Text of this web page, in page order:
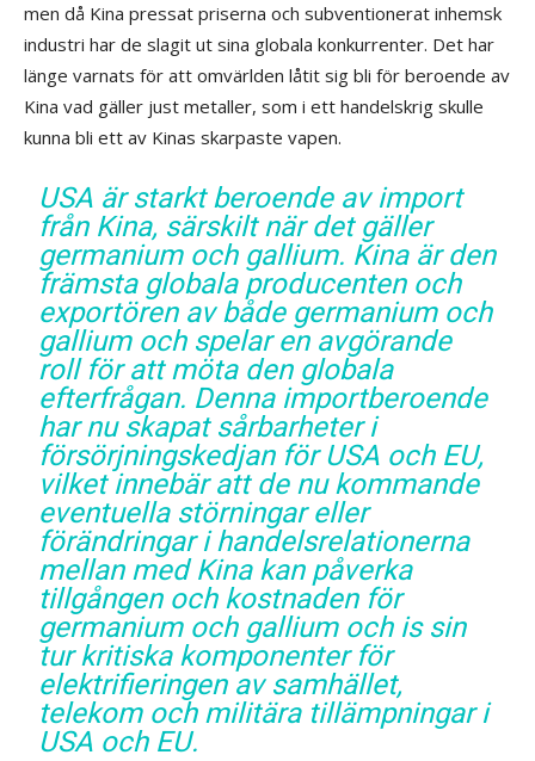
men då Kina pressat priserna och subventionerat inhemsk
industri har de slagit ut sina globala konkurrenter. Det har
länge varnats för att omvärlden låtit sig bli för beroende av
Kina vad gäller just metaller, som i ett handelskrig skulle
kunna bli ett av Kinas skarpaste vapen.
USA är starkt beroende av import
från Kina, särskilt när det gäller
germanium och gallium. Kina är den
främsta globala producenten och
exportören av både germanium och
gallium och spelar en avgörande
roll för att möta den globala
efterfrågan. Denna importberoende
har nu skapat sårbarheter i
försörjningskedjan för USA och EU,
vilket innebär att de nu kommande
eventuella störningar eller
förändringar i handelsrelationerna
mellan med Kina kan påverka
tillgången och kostnaden för
germanium och gallium och is sin
tur kritiska komponenter för
elektrifieringen av samhället,
telekom och militära tillämpningar i
USA och EU.